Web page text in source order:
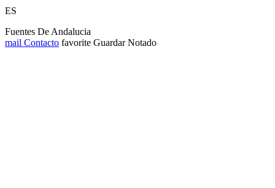
ES
Fuentes De Andalucia
mail Contacto favorite Guardar Notado